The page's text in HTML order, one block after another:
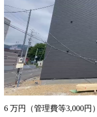
6 万円 （管理費等3,000円）